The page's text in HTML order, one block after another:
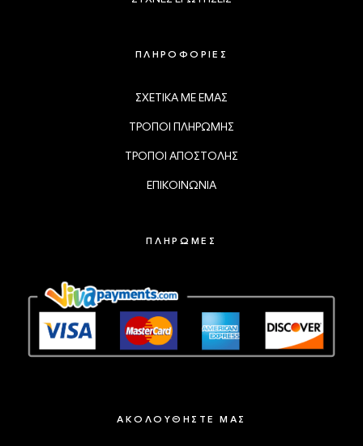
ΠΛΗΡΟΦΟΡΙΕΣ
ΣΧΕΤΙΚΑ ΜΕ ΕΜΑΣ
ΤΡΟΠΟΙ ΠΛΗΡΩΜΗΣ
ΤΡΟΠΟΙ ΑΠΟΣΤΟΛΗΣ
ΕΠΙΚΟΙΝΩΝΙΑ
ΠΛΗΡΩΜΕΣ
ΑΚΟΛΟΥΘΗΣΤΕ ΜΑΣ